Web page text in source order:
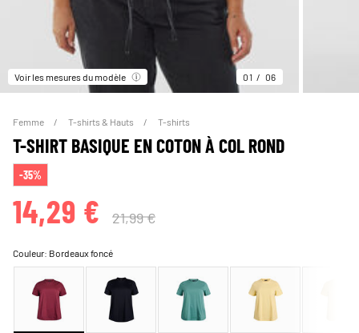
Voir les mesures du modèle 01 06
Femme T-shirts & Hauts T-shirts
T-SHIRT BASIQUE EN COTON À COL ROND
-35%
14,29 € 21,99 €
Couleur: Bordeaux foncé